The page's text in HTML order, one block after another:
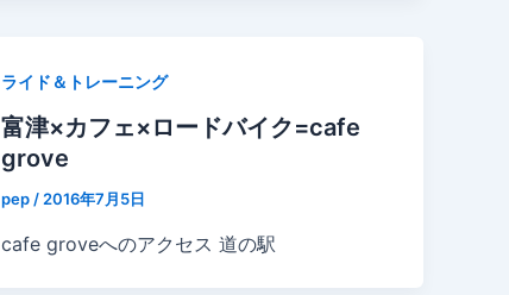
ライド＆トレーニング
富津×カフェ×ロードバイク=cafe
grove
pep / 2016年7月5日
cafe groveへのアクセス 道の駅